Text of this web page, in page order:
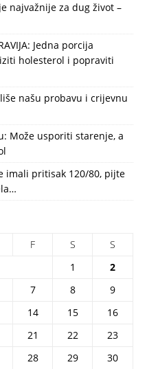
najvažnije za dug život –
Jedna porcija
holesterol i popraviti
našu probavu i crijevnu
Može usporiti starenje, a
imali pritisak 120/80, pijte
F S
S
1
2
7 8
9
14 15
16
21 22
23
28 29 30